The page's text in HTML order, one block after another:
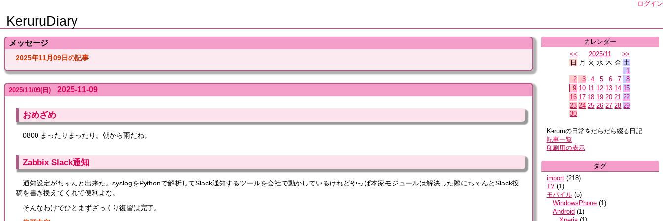
ログイン
KeruruDiary
メッセージ
2025年11月09日の記事
2025/11/09(日) 2025-11-09
おめざめ
0800 まったりまったり。朝から雨だね。
Zabbix Slack通知
通知設定がちゃんと出来た。syslogをPythonで解析してSlack通知するツールを会社で動かしているけれどやっぱ本家モジュールは解決した際にちゃんとSlack投
稿を書き換えてくれて便利よな。
そんなわけでひとまずざっくり復習は完了。
カレンダー
<<
2025/11
>>
日
月 火 水 木 金 土
1
2
3 4 5 6 7
8
9 10 11 12 13 14 15
16 17 18 19 20 21 22
23 24 25 26 27 28 29
30
Keruruの日常をだらだら綴る日記
記事一覧
印刷用の表示
タグ
import (218)
TV (1)
モバイル (5)
WindowsPhone (1)
Android (1)